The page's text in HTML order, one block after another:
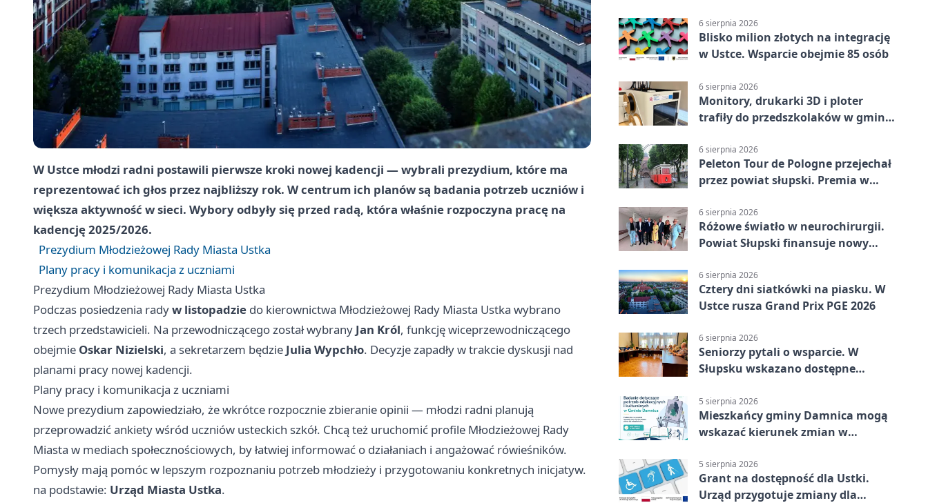
W Ustce młodzi radni postawili pierwsze kroki nowej kadencji — wybrali prezydium, które ma
reprezentować ich głos przez najbliższy rok. W centrum ich planów są badania potrzeb uczniów i
większa aktywność w sieci. Wybory odbyły się przed radą, która właśnie rozpoczyna pracę na
kadencję2025/2026.
Prezydium Młodzieżowej Rady Miasta Ustka
Plany pracy i komunikacja z uczniami
Prezydium Młodzieżowej Rady Miasta Ustka
Podczas posiedzenia radyw listopadzie do kierownictwa Młodzieżowej Rady Miasta Ustka wybrano
trzech przedstawicieli. Na przewodniczącego został wybrany Jan Król, funkcję wiceprzewodniczącego
obejmie Oskar Nizielski, a sekretarzem będzie Julia Wypchło. Decyzje zapadły w trakcie dyskusji nad
planami pracy nowej kadencji.
Plany pracy i komunikacja z uczniami
Nowe prezydium zapowiedziało, że wkrótce rozpocznie zbieranie opinii — młodzi radni planują
przeprowadzić ankiety wśród uczniów usteckich szkół. Chcą też uruchomić profile Młodzieżowej Rady
Miasta w mediach społecznościowych, by łatwiej informować o działaniach i angażować rówieśników.
Pomysły mają pomóc w lepszym rozpoznaniu potrzeb młodzieży i przygotowaniu konkretnych inicjatyw.
na podstawie: Urząd Miasta Ustka.
6 sierpnia 2026
Blisko milion złotych na integrację
w Ustce. Wsparcie obejmie 85 osób
6 sierpnia 2026
Monitory, drukarki 3D i ploter
trafiły do przedszkolaków w gminie
6 sierpnia 2026
Peleton Tour de Pologne przejechał
przez powiat słupski. Premia w
6 sierpnia 2026
Różowe światło w neurochirurgii.
Powiat Słupski finansuje nowy
6 sierpnia 2026
Cztery dni siatkówki na piasku. W
Ustce rusza Grand Prix PGE 2026
6 sierpnia 2026
Seniorzy pytali o wsparcie. W
Słupsku wskazano dostępne
5 sierpnia 2026
Mieszkańcy gminy Damnica mogą
wskazać kierunek zmian w
5 sierpnia 2026
Grant na dostępność dla Ustki.
Urząd przygotuje zmiany dla